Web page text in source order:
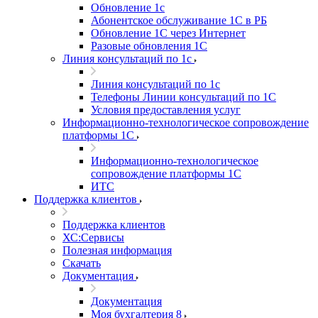
Обновление 1с
Абонентское обслуживание 1С в РБ
Обновление 1С через Интернет
Разовые обновления 1С
Линия консультаций по 1с
Линия консультаций по 1с
Телефоны Линии консультаций по 1С
Условия предоставления услуг
Информационно-технологическое сопровождение
платформы 1С
Информационно-технологическое
сопровождение платформы 1С
ИТС
Поддержка клиентов
Поддержка клиентов
ХС:Сервисы
Полезная информация
Скачать
Документация
Документация
Моя бухгалтерия 8